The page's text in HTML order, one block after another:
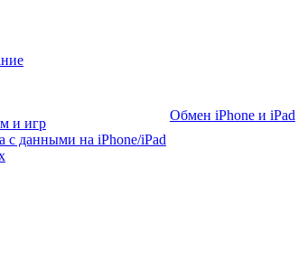
и игр
с данными на iPhone/iPad
Обмен iPhone и iPad